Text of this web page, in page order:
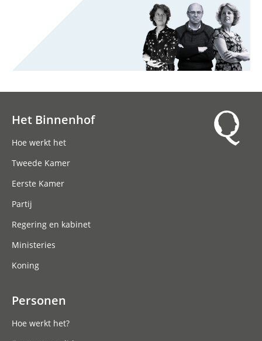
Het Binnenhof
Hoe werkt het
Tweede Kamer
Eerste Kamer
Partij
Regering en kabinet
Ministeries
Koning
Personen
Hoe werkt het?